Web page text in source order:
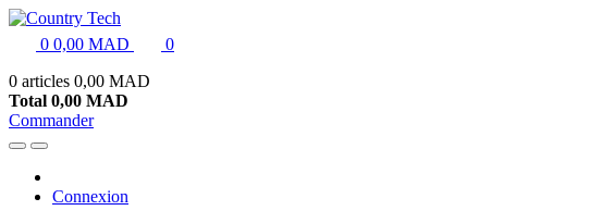
0 0,00 MAD
0
0 articles 0,00 MAD
Total 0,00 MAD
Commander
Connexion